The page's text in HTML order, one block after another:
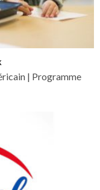
| Programme